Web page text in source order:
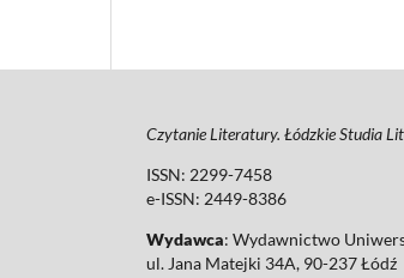
Czytanie Literatury. Łódzkie Studia
ISSN: 2299-7458
e-ISSN: 2449-8386
Wydawca: Wydawnictwo
ul. Jana Matejki 34A, 90-237 Łódź